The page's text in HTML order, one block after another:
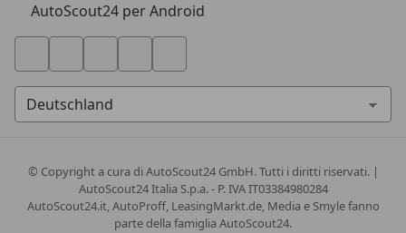
AutoScout24 per Android
© Copyrighta cura di AutoScout24 GmbH. Tutti i diritti riservati. |
AutoScout24 Italia S.p.a. - P. IVA IT03384980284
AutoScout24.it, AutoProff, LeasingMarkt.de, Media e Smyle fanno
parte della famiglia AutoScout24.